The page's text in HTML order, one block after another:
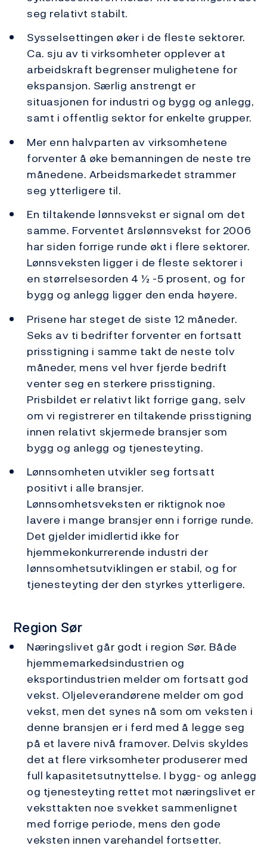
seg relativt stabilt.
Sysselsettingen øker i de fleste sektorer.
Ca. sju av ti virksomheter opplever at
arbeidskraft begrenser mulighetene for
ekspansjon. Særlig anstrengt er
situasjonen for industri og bygg og anlegg,
samt i offentlig sektor for enkelte grupper.
Mer enn halvparten av virksomhetene
forventer å øke bemanningen de neste tre
månedene. Arbeidsmarkedet strammer
seg ytterligere til.
En tiltakende lønnsvekst er signal om det
samme. Forventet årslønnsvekst for 2006
har siden forrige runde økt i flere sektorer.
Lønnsveksten ligger i de fleste sektorer i
en størrelsesorden 4 ½ -5 prosent, og for
bygg og anlegg ligger den enda høyere.
Prisene har steget de siste 12 måneder.
Seks av ti bedrifter forventer en fortsatt
prisstigning i samme takt de neste tolv
måneder, mens vel hver fjerde bedrift
venter seg en sterkere prisstigning.
Prisbildet er relativt likt forrige gang, selv
om vi registrerer en tiltakende prisstigning
innen relativt skjermede bransjer som
bygg og anlegg og tjenesteyting.
Lønnsomheten utvikler seg fortsatt
positivt i alle bransjer.
Lønnsomhetsveksten er riktignok noe
lavere i mange bransjer enn i forrige runde.
Det gjelder imidlertid ikke for
hjemmekonkurrerende industri der
lønnsomhetsutviklingen er stabil, og for
tjenesteyting der den styrkes ytterligere.
Region Sør
Næringslivet går godt i region Sør. Både
hjemmemarkedsindustrien og
eksportindustrien melder om fortsatt god
vekst. Oljeleverandørene melder om god
vekst, men det synes nå som om veksten i
denne bransjen er i ferd med å legge seg
på et lavere nivå framover. Delvis skyldes
det at flere virksomheter produserer med
full kapasitetsutnyttelse. I bygg- og anlegg
og tjenesteyting rettet mot næringslivet er
veksttakten noe svekket sammenlignet
med forrige periode, mens den gode
veksten innen varehandel fortsetter.